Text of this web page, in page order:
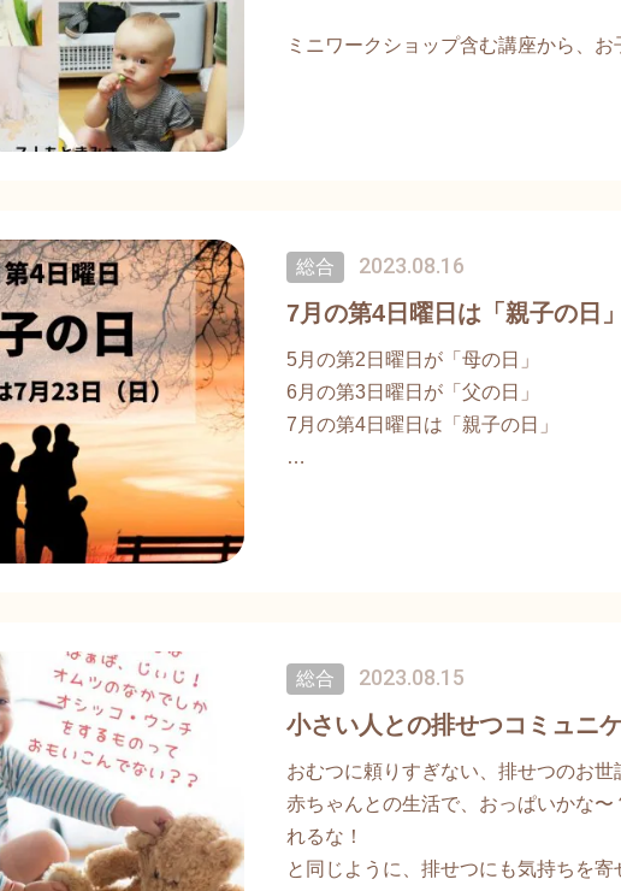
ミニワークショップ含む講座から、
申込開始後すぐに満席となる講座です
https://ticket.tsuku2.jp/events-detail/0550
講座受講された方のご希望により「
第1回目同窓会は9月15日（金）
総合 2023.08.16
7月の第4日曜日は「親子の日」
5月の第2日曜日が「母の日」
6月の第3日曜日が「父の日」
7月の第4日曜日は「親子の日」
命に
ご先祖様に
生かされていることに
わたしに
こどもに
ご縁に
総合 2023.08.15
小さい人との排せつコミュニ
おむつに頼りすぎない、排せつのお世
赤ちゃんとの生活で、おっぱいかな
れるな！
と同じように、排せつにも気持ちを